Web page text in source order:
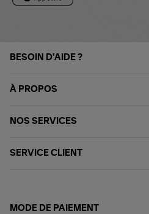
BESOIN D'AIDE ?
À PROPOS
NOS SERVICES
SERVICE CLIENT
MODE DE PAIEMENT